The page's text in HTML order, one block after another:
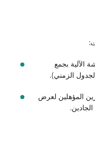
الآلية بجمع
الزمني).
المؤهلين لعرض